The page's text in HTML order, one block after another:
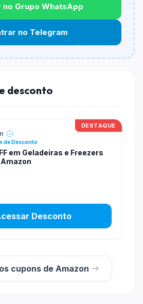
limite.
produto?
Depende de itens participantes
ou produtos especificos podem
no Grupo WhatsApp
no Telegram
desconto
DESTAQUE
de Desconto
em Geladeiras e Freezers
Amazon
Desconto
cupons de Amazon